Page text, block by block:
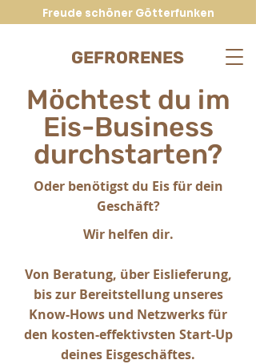
Freude schöner Götterfunken
GEFRORENES
Möchtest du im
Eis-Business
durchstarten?
Oder benötigst du Eis für dein
Geschäft?
Wir helfen dir.
​Von Beratung, über Eislieferung,
bis zur Bereitstellung unseres
Know-Hows und Netzwerks für
den kosten-effektivsten Start-Up
deines Eisgeschäftes.